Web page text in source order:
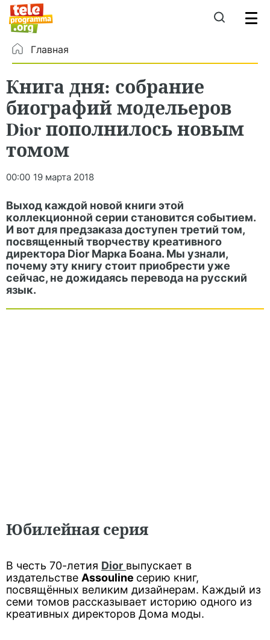
Главная
Книга дня: собрание
биографий модельеров
Dior пополнилось новым
томом
00:00 19 марта 2018
Выход каждой новой книги этой
коллекционной серии становится событием.
И вот для предзаказа доступен третий том,
посвященный творчеству креативного
директора Dior Марка Боана. Мы узнали,
почему эту книгу стоит приобрести уже
сейчас, не дожидаясь перевода на русский
язык.
Юбилейная серия
В честь 70-летия Dior выпускает в
издательстве Assouline серию книг,
посвящённых великим дизайнерам. Каждый из
семи томов рассказывает историю одного из
креативных директоров Дома моды.